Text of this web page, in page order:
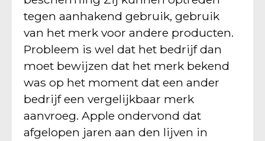
tegen aanhakend gebruik, gebruik
van het merk voor andere producten.
Probleem is wel dat het bedrijf dan
moet bewijzen dat het merk bekend
was op het moment dat een ander
bedrijf een vergelijkbaar merk
aanvroeg. Apple ondervond dat
afgelopen jaren aan den lijven in